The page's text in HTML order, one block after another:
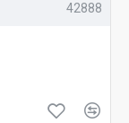
42888